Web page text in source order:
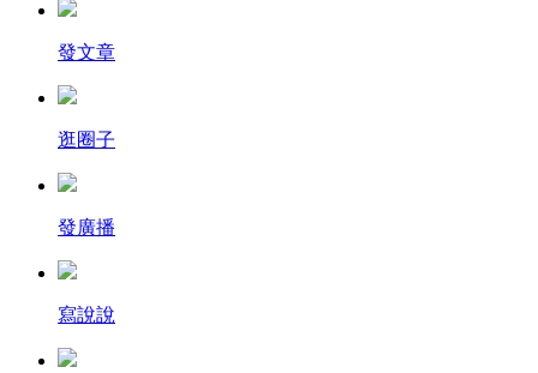
發文章
逛圈子
發廣播
寫說說